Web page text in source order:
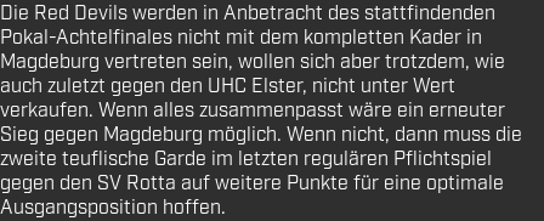
Die Red Devils werden in Anbetracht des stattfindenden
Pokal-Achtelfinales nicht mit dem kompletten Kader in
Magdeburg vertreten sein, wollen sich aber trotzdem, wie
auch zuletzt gegen den UHC Elster, nicht unter Wert
verkaufen. Wenn alles zusammenpasst wäre ein erneuter
Sieg gegen Magdeburg möglich. Wenn nicht, dann muss die
zweite teuflische Garde im letzten regulären Pflichtspiel
gegen den SV Rotta auf weitere Punkte für eine optimale
Ausgangsposition hoffen.